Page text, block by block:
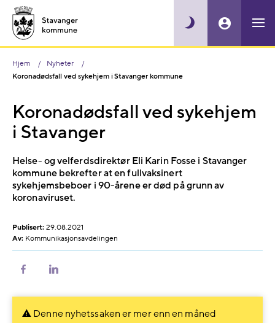
Hjem
Nyheter
Koronadødsfall ved sykehjem i Stavanger kommune
Koronadødsfall ved sykehjem
i Stavanger
Helse- og velferdsdirektør Eli Karin Fosse i Stavanger
kommune bekrefter at en fullvaksinert
sykehjemsbeboer i 90-årene er død på grunn av
koronaviruset.
Publisert: 29.08.2021
Av: Kommunikasjonsavdelingen
Del
Del
Denne nyhetssaken er mer enn en måned